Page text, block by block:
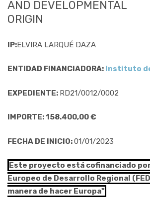
AND DEVELOPMENTAL
ORIGIN
IP:ELVIRA LARQUÉ DAZA
ENTIDAD FINANCIADORA: Instituto
EXPEDIENTE: RD21/0012/0002
IMPORTE: 158.400,00 €
FECHA DE INICIO:01/01/2023
Este proyecto está cofinanciado
Europeo de Desarrollo Regional
manera de hacer Europa"